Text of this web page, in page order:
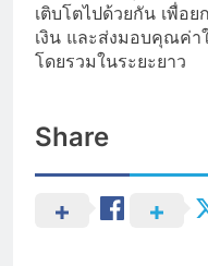
เติบโตไปด้วยกัน เพื่อ
เงิน และส่งมอบคุณค่
โดยรวมในระยะยาว
Share